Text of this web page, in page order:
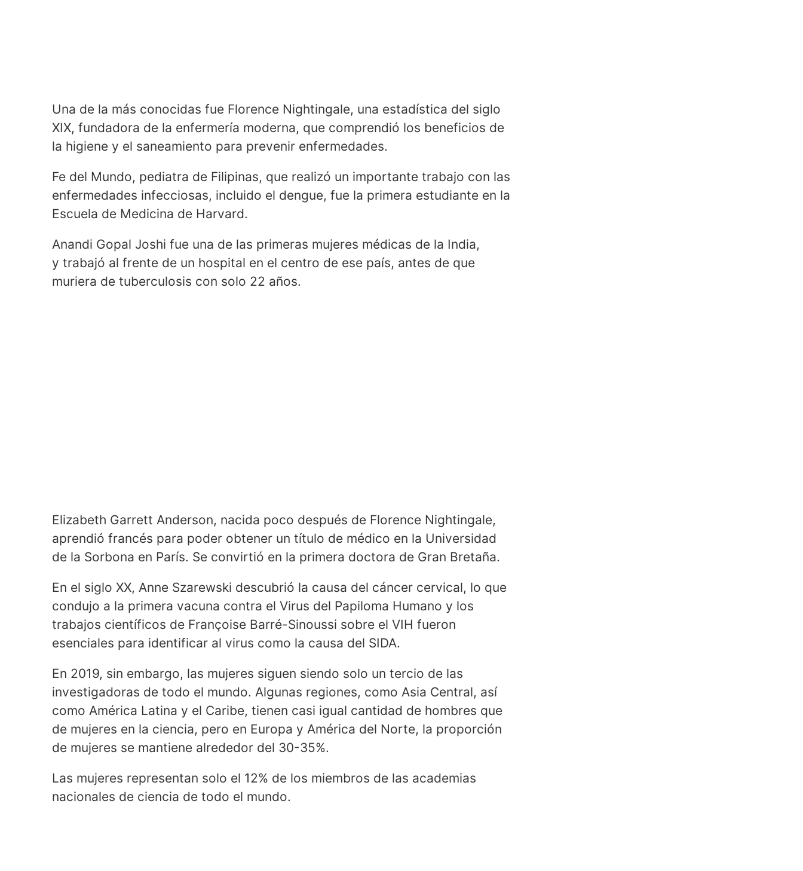
Una de la más conocidas fue Florence Nightingale, una estadística del siglo
XIX, fundadora de la enfermería moderna, que comprendió los beneficios de
la higiene y el saneamiento para prevenir enfermedades.
Fe del Mundo, pediatra de Filipinas, que realizó un importante trabajo con las
enfermedades infecciosas, incluido el dengue, fue la primera estudiante en la
Escuela de Medicina de Harvard.
Anandi Gopal Joshi fue una de las primeras mujeres médicas de la India,
y trabajó al frente de un hospital en el centro de ese país, antes de que
muriera de tuberculosis con solo 22 años.
Elizabeth Garrett Anderson, nacida poco después de Florence Nightingale,
aprendió francés para poder obtener un título de médico en la Universidad
de la Sorbona en París. Se convirtió en la primera doctora de Gran Bretaña.
En el siglo XX, Anne Szarewski descubrió la causa del cáncer cervical, lo que
condujo a la primera vacuna contra el Virus del Papiloma Humano y los
trabajos científicos de Françoise Barré-Sinoussi sobre el VIH fueron
esenciales para identificar al virus como la causa del SIDA.
En 2019, sin embargo, las mujeres siguen siendo solo un tercio de las
investigadoras de todo el mundo. Algunas regiones, como Asia Central, así
como América Latina y el Caribe, tienen casi igual cantidad de hombres que
de mujeres en la ciencia, pero en Europa y América del Norte, la proporción
de mujeres se mantiene alrededor del 30-35%.
Las mujeres representan solo el 12% de los miembros de las academias
nacionales de ciencia de todo el mundo.